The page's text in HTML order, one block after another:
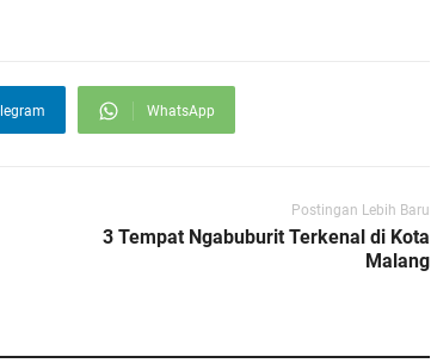
WhatsApp
Postingan Lebih Baru
3 Tempat Ngabuburit Terkenal di Kota
Malang